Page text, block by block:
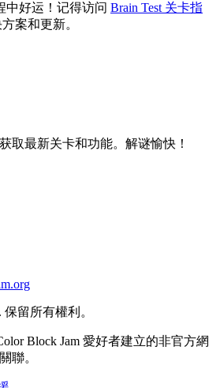
中好运！记得访问 Brain Test 关卡指
案和更新。
取最新关卡和功能。解谜愉快！
保留所有權利。
Block Jam 愛好者建立的非官方網
聯。